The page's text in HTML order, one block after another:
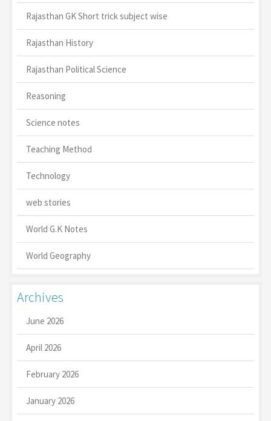
Rajasthan GK Short trick subject wise
Rajasthan History
Rajasthan Political Science
Reasoning
Science notes
Teaching Method
Technology
web stories
World G.K Notes
World Geography
Archives
June 2026
April 2026
February 2026
January 2026